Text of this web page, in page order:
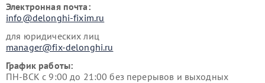
Электронная почта:
info@delonghi-fixim.ru
для юридических лиц
manager@fix-delonghi.ru
График работы:
ПН-ВСК с 9:00 до 21:00 без перерывов и выходных